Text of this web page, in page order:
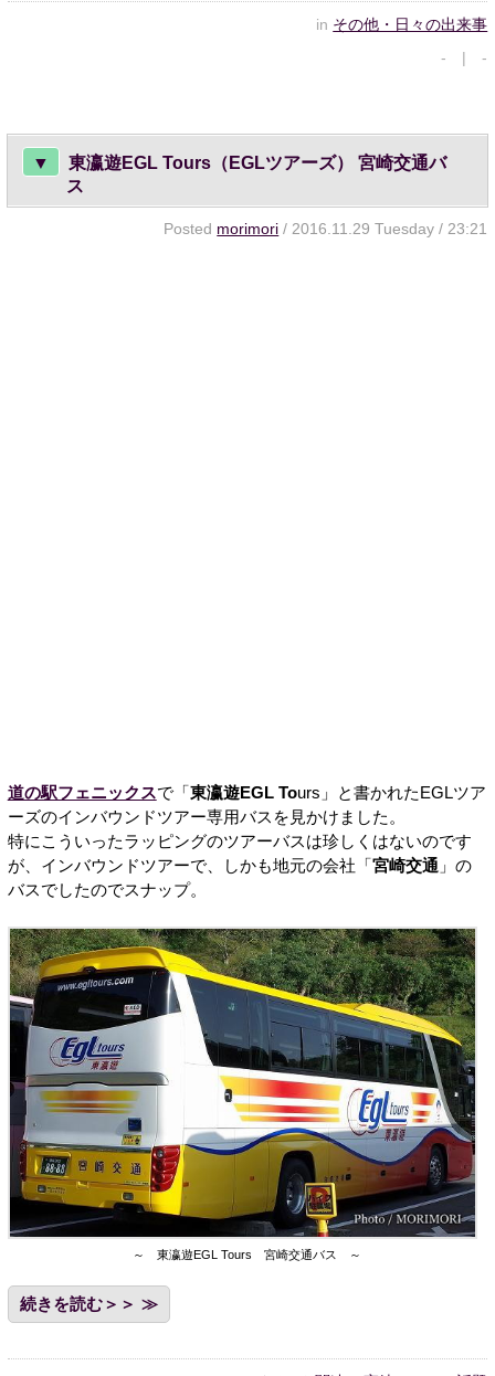
in その他・日々の出来事
- | -
▼
東瀛遊EGL Tours（EGLツアーズ） 宮崎交通バ
ス
Posted morimori / 2016.11.29 Tuesday / 23:21
道の駅フェニックスで「東瀛遊EGL Tours」と書かれたEGLツア
ーズのインバウンドツアー専用バスを見かけました。
特にこういったラッピングのツアーバスは珍しくはないのです
が、インバウンドツアーで、しかも地元の会社「宮崎交通 」の
バスでしたのでスナップ。
～ 東瀛遊EGL Tours 宮崎交通バス ～
続きを読む＞＞